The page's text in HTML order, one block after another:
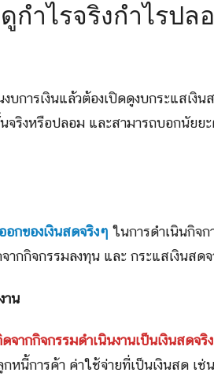
กำไรจริงกำไรปล
บการเงินแล้วต้องเปิดดูงบกระแสเงิ
จริงหรือปลอม และสามารถบอกนัยย
กของเงินสดจริงๆ ในการดำเนินกิจ
ากกิจกรรมลงทุน และ กระแสเงินสด
าน
จากกิจกรรมดำเนินงานเป็นเงินสดจริ
หนี้การค้า ค่าใช้จ่ายที่เป็นเงินสด เ